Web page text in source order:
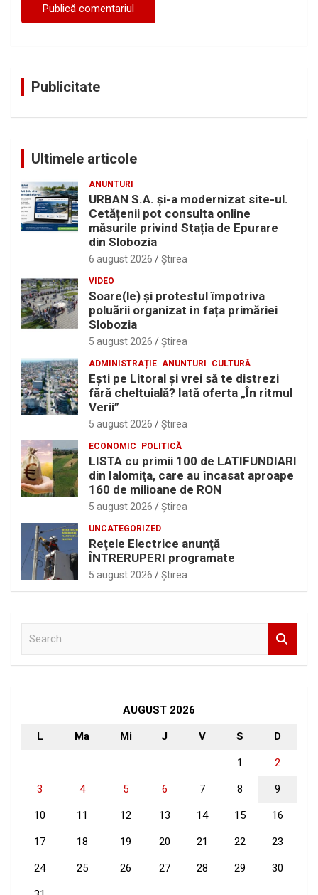
Publicitate
Ultimele articole
ANUNTURI
URBAN S.A. și-a modernizat site-ul.
Cetățenii pot consulta online
măsurile privind Stația de Epurare
din Slobozia
6 august 2026 Ştirea
VIDEO
Soare(le) și protestul împotriva
poluării organizat în fața primăriei
Slobozia
5 august 2026 Ştirea
ADMINISTRAȚIE ANUNTURI CULTURĂ
Eşti pe Litoral şi vrei să te distrezi
fără cheltuială? Iată oferta „În ritmul
Verii”
5 august 2026 Ştirea
ECONOMIC POLITICĂ
LISTA cu primii 100 de LATIFUNDIARI
din Ialomiţa, care au încasat aproape
160 de milioane de RON
5 august 2026 Ştirea
UNCATEGORIZED
Reţele Electrice anunţă
ÎNTRERUPERI programate
5 august 2026 Ştirea
AUGUST 2026
L Ma Mi J V S D
1 2
3 4 5 6 7 8 9
10 11 12 13 14 15 16
17 18 19 20 21 22 23
24 25 26 27 28 29 30